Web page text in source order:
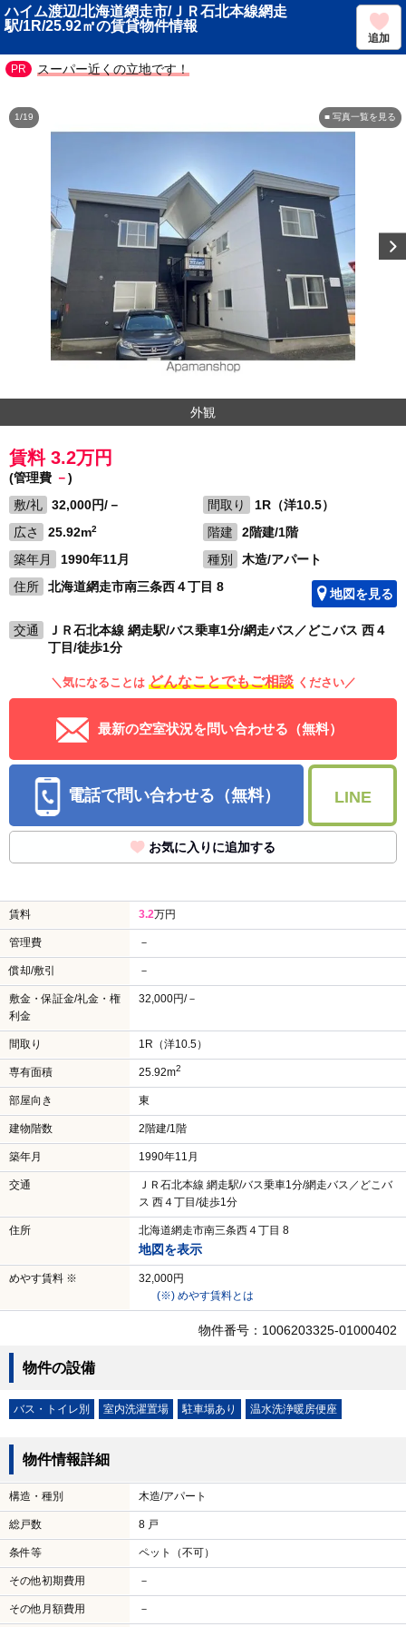
ハイム渡辺/北海道網走市/ＪＲ石北本線網走
駅/1R/25.92㎡の賃貸物件情報
追加
スーパー近くの立地です！
■ 写真一覧を見る
1/19
外観
賃料 3.2万円
(管理費 －)
敷/礼
32,000円/－ 間取り
1R（洋10.5）
広さ
25.92m2 階建
2階建/1階
築年月
1990年11月 種別
木造/アパート
住所
北海道網走市南三条西４丁目 8 地図を見る
交通
ＪＲ石北本線 網走駅/バス乗車1分/網走バス／どこバス 西４
丁目/徒歩1分
＼気になることは どんなことでもご相談 ください／
最新の空室状況を問い合わせる（無料）
電話で問い合わせる（無料） LINE
お気に入りに追加する
賃料 3.2万円
管理費 －
償却/敷引 －
敷金・保証金/礼金・権
利金
32,000円/－
間取り 1R（洋10.5）
専有面積 25.92m2
部屋向き 東
建物階数 2階建/1階
築年月 1990年11月
交通
ＪＲ石北本線 網走駅/バス乗車1分/網走バス／どこバ
ス 西４丁目/徒歩1分
住所 北海道網走市南三条西４丁目 8
地図を表示
めやす賃料 ※
32,000円
(※) めやす賃料とは
物件番号：1006203325-01000402
物件の設備
バス・トイレ別 室内洗濯置場 駐車場あり 温水洗浄暖房便座
物件情報詳細
構造・種別 木造/アパート
総戸数 8 戸
条件等 ペット（不可）
その他初期費用 －
その他月額費用 －